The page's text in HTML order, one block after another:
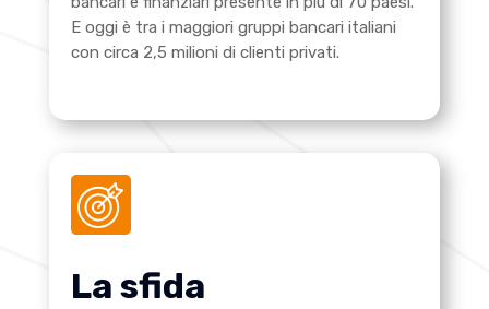
E oggi è tra i maggiori gruppi bancari italiani
con circa 2,5 milioni di clienti privati.
La sfida